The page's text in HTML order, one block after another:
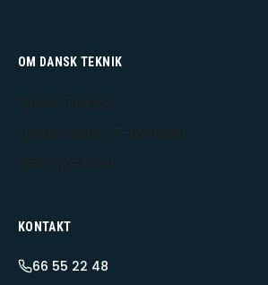
OM DANSK TEKNIK
KONTAKT
66 55 22 48